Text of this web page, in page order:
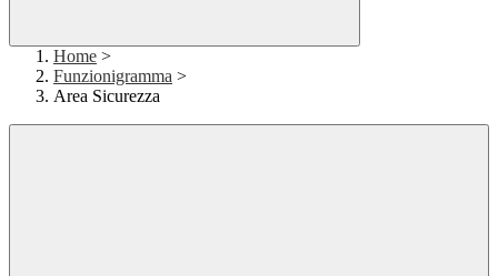
Home >
Funzionigramma >
Area Sicurezza